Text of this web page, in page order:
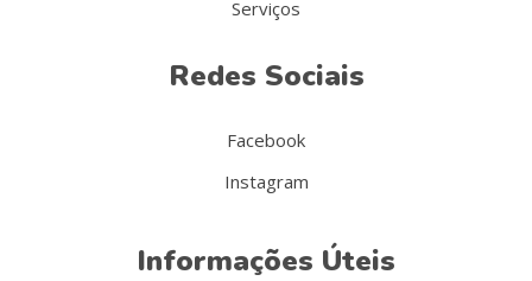
Serviços
Redes Sociais
Facebook
Instagram
Informações Úteis